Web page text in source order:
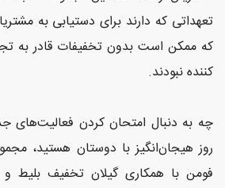
تعهداتی که دارند برای دستیابی به
که ممکن است بدون تخفیفات قادر به
کننده نبودند.
چه به دنبال امتحان کردن فعالیت‌های
روز هیجان‌انگیز با دوستان هستید،
فومن با همکاری گیلان تخفیف بلیط